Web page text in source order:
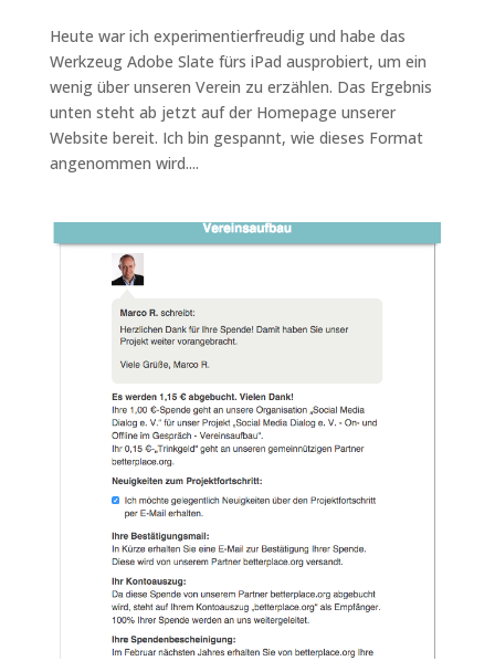
Heute war ich experimentierfreudig und habe das
Werkzeug Adobe Slate fürs iPad ausprobiert, um ein
wenig über unseren Verein zu erzählen. Das Ergebnis
unten steht ab jetzt auf der Homepage unserer
Website bereit. Ich bin gespannt, wie dieses Format
angenommen wird....